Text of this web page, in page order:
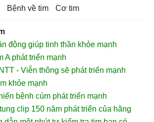
bệnh về tim cơ tim
động giúp tinh thần khỏe mạnh
A phát triển mạnh
- Viễn thông sẽ phát triển mạnh
khỏe mạnh
bệnh cúm phát triển mạnh
clip 150 năm phát triển của hãng